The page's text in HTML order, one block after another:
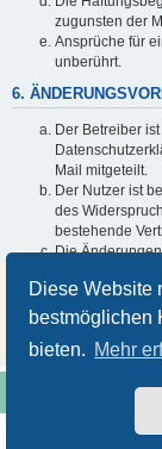
Diese Website
bestmöglichen
bieten. Mehr
zugunsten der
Ansprüche für
unberührt.
6.
Der Betreiber
Mail mitgeteilt.
Der Nutzer ist
des
bestehende
Die
Informationen
sind in der
Foren-Übersicht